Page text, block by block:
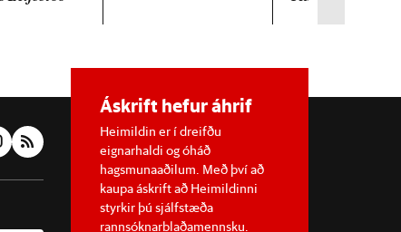
Áskrift hefur áhrif
Heimildin er í dreifðu
eignarhaldi og óháð
hagsmunaaðilum. Með því að
kaupa áskrift að Heimildinni
styrkir þú sjálfstæða
rannsóknarblaðamennsku.